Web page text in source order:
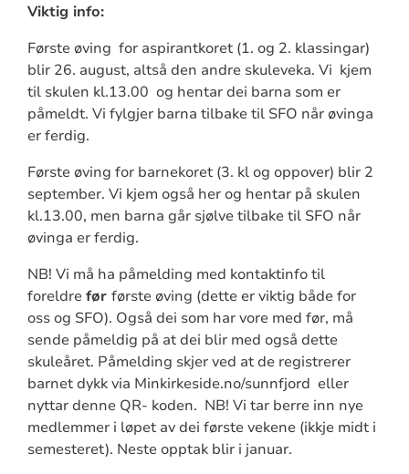
Viktig info:
Første øving for aspirantkoret (1. og 2. klassingar)
blir 26. august, altså den andre skuleveka. Vi kjem
til skulen kl.13.00 og hentar dei barna som er
påmeldt. Vi fylgjer barna tilbake til SFO når øvinga
er ferdig.
Første øving for barnekoret (3. kl og oppover) blir 2
september. Vi kjem også her og hentar på skulen
kl.13.00, men barna går sjølve tilbake til SFO når
øvinga er ferdig.
NB! Vi må ha påmelding med kontaktinfo til
foreldrefør første øving (dette er viktig både for
oss og SFO). Også dei som har vore med før, må
sende påmeldig på at dei blir med også dette
skuleåret. Påmelding skjer ved at de registrerer
barnet dykk via Minkirkeside.no/sunnfjord eller
nyttar denne QR- koden. NB! Vi tar berre inn nye
medlemmer i løpet av dei første vekene (ikkje midt i
semesteret). Neste opptak blir i januar.